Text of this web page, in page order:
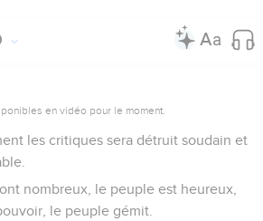
en vidéo pour le moment.
les critiques sera détruit soudain et
nombreux, le peuple est heureux,
le peuple gémit.